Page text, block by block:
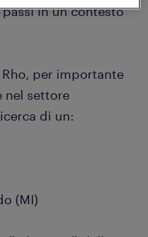
in un contesto
per importante
nel settore
di un:
(MI)